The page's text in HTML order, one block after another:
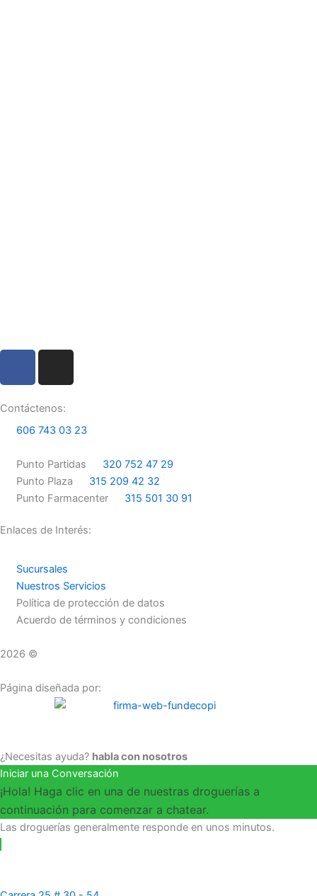
e
b
o
k
t
a
r
a
m
Contáctenos:
606 743 03 23
Punto Partidas
320 752 47 29
Punto Plaza
315 209 42 32
Punto Farmacenter
315 501 30 91
Enlaces de Interés:
Sucursales
Nuestros Servicios
Política de protección de datos
Acuerdo de términos y condiciones
2026 ©
Página diseñada por:
¿Necesitas ayuda? habla con nosotros
Iniciar una Conversación
¡Hola! Haga clic en una de nuestras droguerías a
continuación para comenzar a chatear.
Las droguerías generalmente responde en unos minutos.